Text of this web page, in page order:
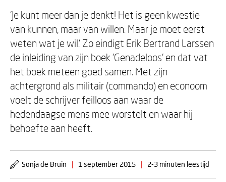
‘Je kunt meer dan je denkt! Het is geen kwestie
van kunnen, maar van willen. Maar je moet eerst
weten wat je wil.’ Zo eindigt Erik Bertrand Larssen
de inleiding van zijn boek 'Genadeloos' en dat vat
het boek meteen goed samen. Met zijn
achtergrond als militair (commando) en econoom
voelt de schrijver feilloos aan waar de
hedendaagse mens mee worstelt en waar hij
behoefte aan heeft.
Sonja de Bruin | 1 september 2015 | 2-3 minuten leestijd